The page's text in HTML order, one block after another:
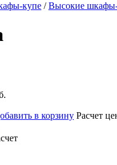
купе /Высокие
в корзину Расчет